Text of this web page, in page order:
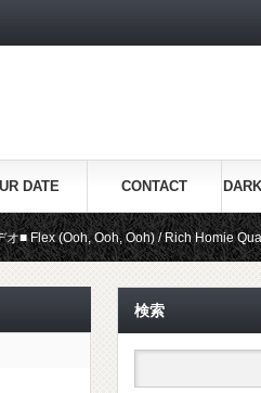
DATE CONTACT
Ooh) / Rich Homie Quan(リッチ・ホ
検索